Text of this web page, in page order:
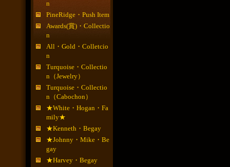
n
PineRidge・Push Item
Awards(賞)・Collectio
n
All・Gold・Colletcio
n
Turquoise・Collectio
n（Jewelry）
Turquoise・Collectio
n（Cabochon）
★White・Hogan・Fa
mily★
★Kenneth・Begay
★Johnny・Mike・Be
gay
★Harvey・Begay